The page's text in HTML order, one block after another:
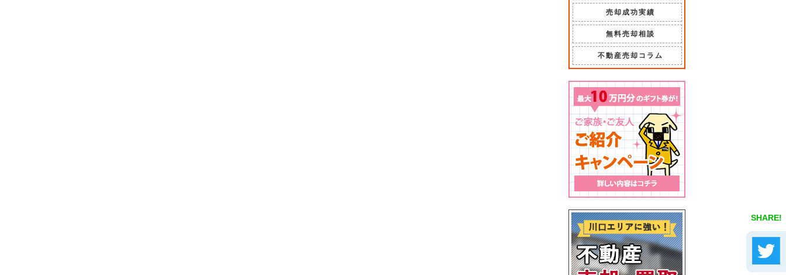
SHARE!
売却成功実績
無料売却相談
不動産売却コラム